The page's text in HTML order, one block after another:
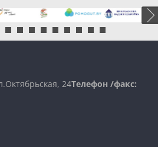
24Телефон /факс: